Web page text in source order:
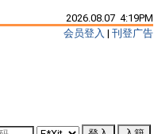
2026.08.07 4:19PM
会员登入 | 刊登广告